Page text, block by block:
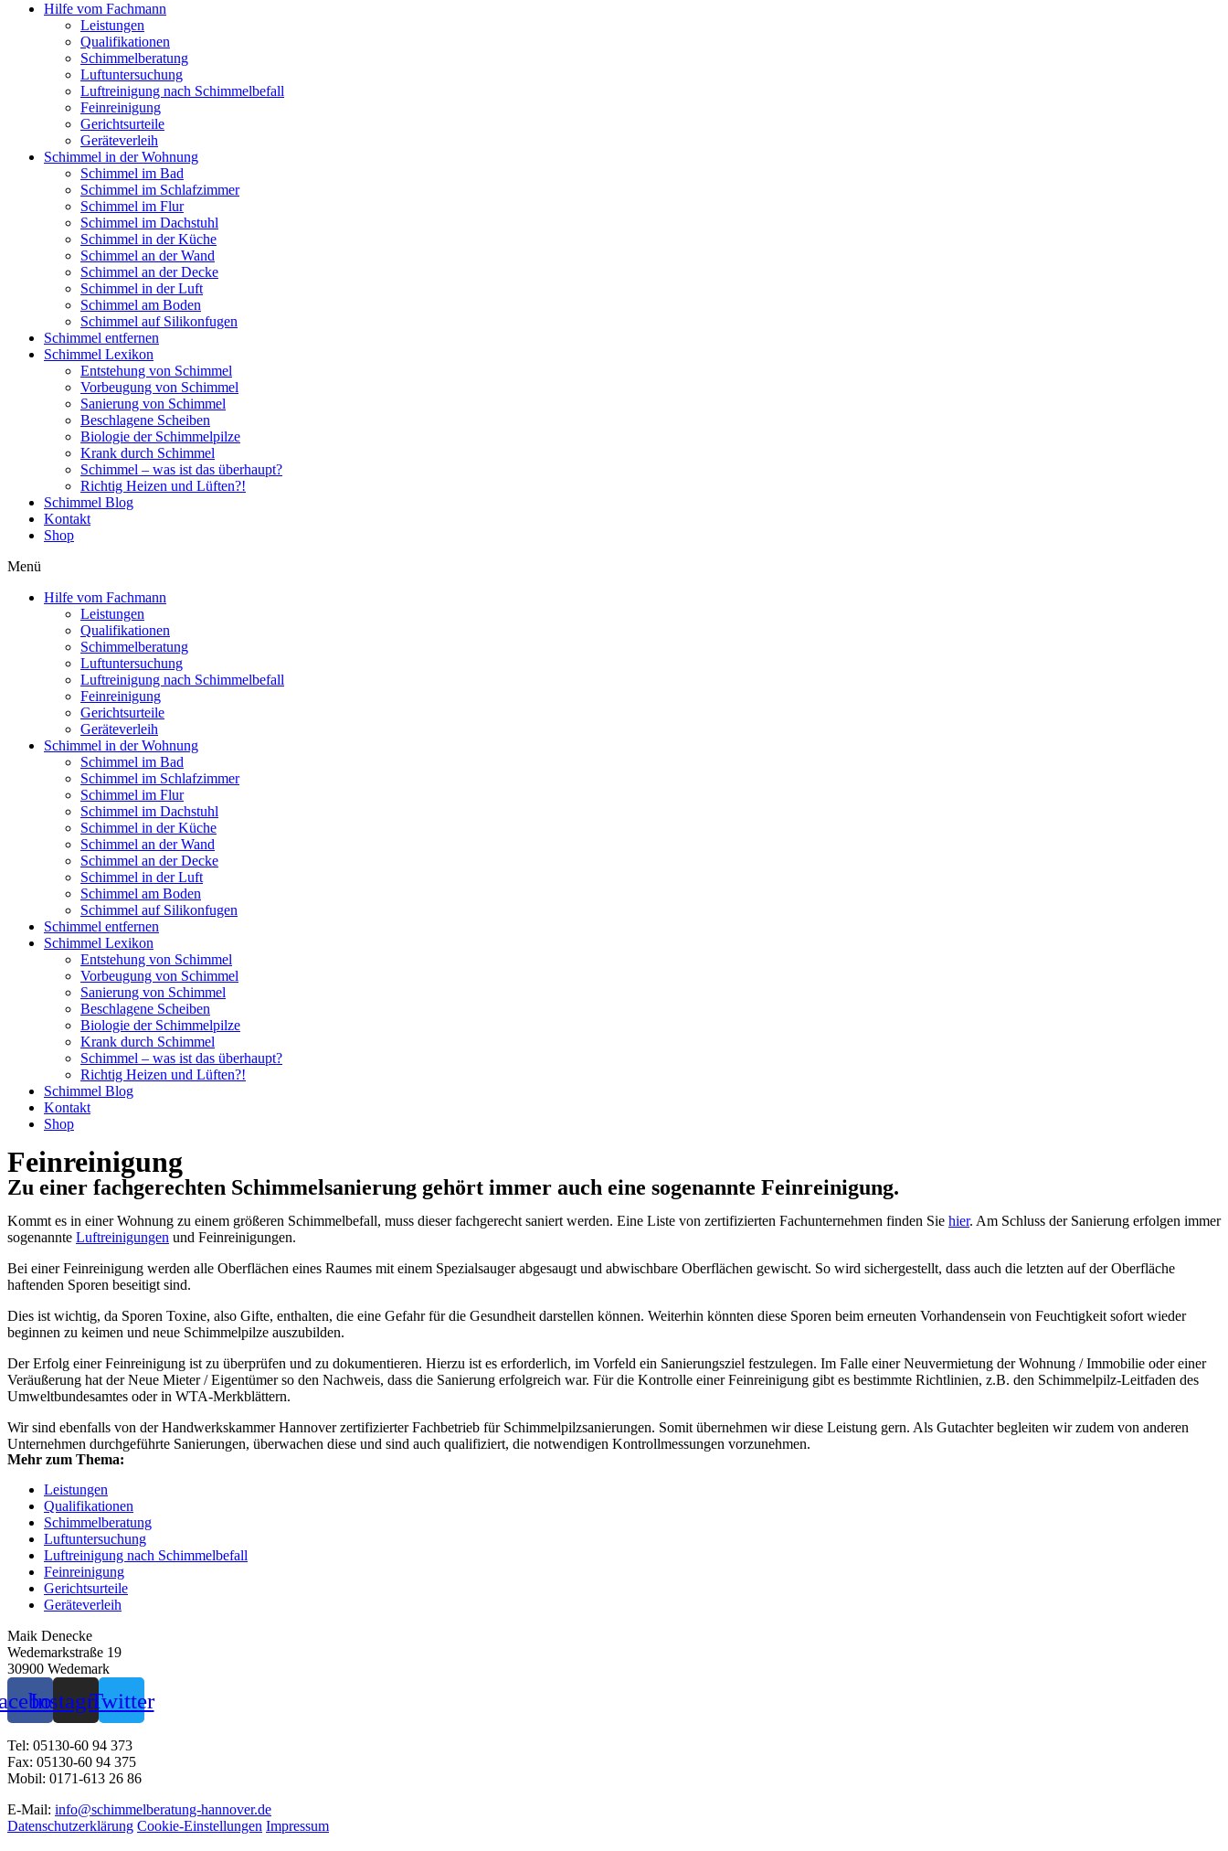
Hilfe vom Fachmann
Leistungen
Qualifikationen
Schimmelberatung
Luftuntersuchung
Luftreinigung nach Schimmelbefall
Feinreinigung
Gerichtsurteile
Geräteverleih
Schimmel in der Wohnung
Schimmel im Bad
Schimmel im Schlafzimmer
Schimmel im Flur
Schimmel im Dachstuhl
Schimmel in der Küche
Schimmel an der Wand
Schimmel an der Decke
Schimmel in der Luft
Schimmel am Boden
Schimmel auf Silikonfugen
Schimmel entfernen
Schimmel Lexikon
Entstehung von Schimmel
Vorbeugung von Schimmel
Sanierung von Schimmel
Beschlagene Scheiben
Biologie der Schimmelpilze
Krank durch Schimmel
Schimmel – was ist das überhaupt?
Richtig Heizen und Lüften?!
Schimmel Blog
Kontakt
Shop
Menü
Hilfe vom Fachmann
Leistungen
Qualifikationen
Schimmelberatung
Luftuntersuchung
Luftreinigung nach Schimmelbefall
Feinreinigung
Gerichtsurteile
Geräteverleih
Schimmel in der Wohnung
Schimmel im Bad
Schimmel im Schlafzimmer
Schimmel im Flur
Schimmel im Dachstuhl
Schimmel in der Küche
Schimmel an der Wand
Schimmel an der Decke
Schimmel in der Luft
Schimmel am Boden
Schimmel auf Silikonfugen
Schimmel entfernen
Schimmel Lexikon
Entstehung von Schimmel
Vorbeugung von Schimmel
Sanierung von Schimmel
Beschlagene Scheiben
Biologie der Schimmelpilze
Krank durch Schimmel
Schimmel – was ist das überhaupt?
Richtig Heizen und Lüften?!
Schimmel Blog
Kontakt
Shop
Feinreinigung
Zu einer fachgerechten Schimmelsanierung gehört immer auch eine sogenannte Feinreinigung.
Kommt es in einer Wohnung zu einem größeren Schimmelbefall, muss dieser fachgerecht saniert werden. Eine Liste von zertifizierten Fachunternehmen finden Sie hier. Am Schluss der Sanierung erfolgen immer
sogenannte Luftreinigungen und Feinreinigungen.
Bei einer Feinreinigung werden alle Oberflächen eines Raumes mit einem Spezialsauger abgesaugt und abwischbare Oberflächen gewischt. So wird sichergestellt, dass auch die letzten auf der Oberfläche
haftenden Sporen beseitigt sind.
Dies ist wichtig, da Sporen Toxine, also Gifte, enthalten, die eine Gefahr für die Gesundheit darstellen können. Weiterhin könnten diese Sporen beim erneuten Vorhandensein von Feuchtigkeit sofort wieder
beginnen zu keimen und neue Schimmelpilze auszubilden.
Der Erfolg einer Feinreinigung ist zu überprüfen und zu dokumentieren. Hierzu ist es erforderlich, im Vorfeld ein Sanierungsziel festzulegen. Im Falle einer Neuvermietung der Wohnung / Immobilie oder einer
Veräußerung hat der Neue Mieter / Eigentümer so den Nachweis, dass die Sanierung erfolgreich war. Für die Kontrolle einer Feinreinigung gibt es bestimmte Richtlinien, z.B. den Schimmelpilz-Leitfaden des
Umweltbundesamtes oder in WTA-Merkblättern.
Wir sind ebenfalls von der Handwerkskammer Hannover zertifizierter Fachbetrieb für Schimmelpilzsanierungen. Somit übernehmen wir diese Leistung gern. Als Gutachter begleiten wir zudem von anderen
Unternehmen durchgeführte Sanierungen, überwachen diese und sind auch qualifiziert, die notwendigen Kontrollmessungen vorzunehmen.
Mehr zum Thema:
Leistungen
Qualifikationen
Schimmelberatung
Luftuntersuchung
Luftreinigung nach Schimmelbefall
Feinreinigung
Gerichtsurteile
Geräteverleih
Maik Denecke
Wedemarkstraße 19
30900 Wedemark
InstagramTwitter
Tel: 05130-60 94 373
Fax: 05130-60 94 375
Mobil: 0171-613 26 86
E-Mail: info@schimmelberatung-hannover.de
Datenschutzerklärung Cookie-Einstellungen Impressum